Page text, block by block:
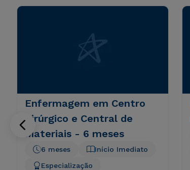
Enfermagem em Centro
Cirúrgico e Central de
Materiais - 6 meses
Início Imediato
6 meses
Especialização